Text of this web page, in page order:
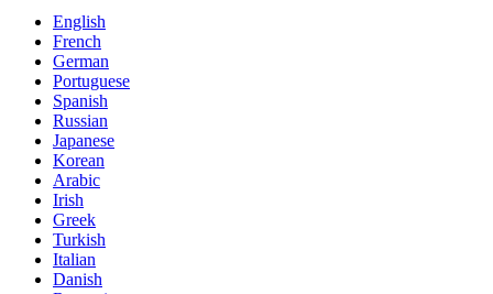
English
French
German
Portuguese
Spanish
Russian
Japanese
Korean
Arabic
Irish
Greek
Turkish
Italian
Danish